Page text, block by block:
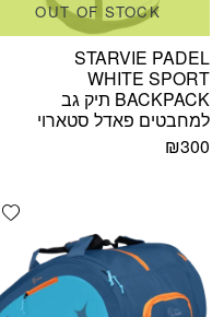
OUT OF STOCK
STARVIE PADEL
WHITE SPORT
BACKPACK תיק גב
למחבטים פאדל סטארוי
₪300